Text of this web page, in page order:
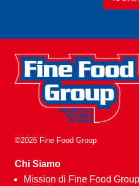
©2026 Fine Food Group
Chi Siamo
Mission di Fine Food Group